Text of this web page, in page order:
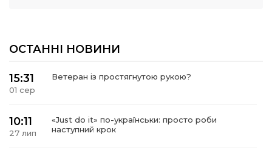
ОСТАННІ НОВИНИ
15:31
01 сер
Ветеран із простягнутою рукою?
10:11
27 лип
«Just do it» по-українськи: просто роби
наступний крок